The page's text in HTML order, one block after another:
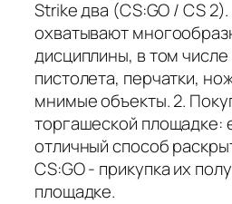
Strike два (CS:GO / CS
охватывают
дисциплины, в том
пистолета, перчатки,
мнимые объекты. 2.
торгашеской площадке:
отличный способ
CS:GO - прикупка их
площадке.